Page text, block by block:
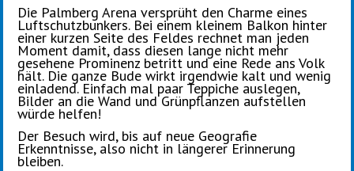
Die Palmberg Arena versprüht den Charme eines
Luftschutzbunkers. Bei einem kleinem Balkon hinter
einer kurzen Seite des Feldes rechnet man jeden
Moment damit, dass diesen lange nicht mehr
gesehene Prominenz betritt und eine Rede ans Volk
hält. Die ganze Bude wirkt irgendwie kalt und wenig
einladend. Einfach mal paar Teppiche auslegen,
Bilder an die Wand und Grünpflanzen aufstellen
würde helfen!
Der Besuch wird, bis auf neue Geografie
Erkenntnisse, also nicht in längerer Erinnerung
bleiben.